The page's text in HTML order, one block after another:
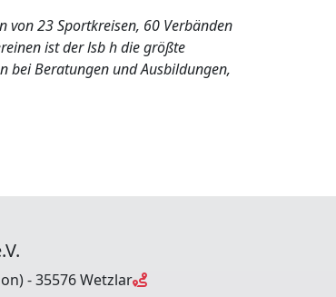
von 23 Sportkreisen, 60 Verbänden
ist der lsb h die größte
bei Beratungen und Ausbildungen,
- 35576 Wetzlar